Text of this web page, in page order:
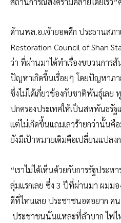
ด้านพล.อ.เจ้ายอดศึก ประธานสภ
Restoration Council of Shan
ว่า ที่ผ่านมาได้ทำเรื่องขบวนการ
ปัญหาเกิดขึ้นเรื่อยๆ โดยปัญหาภ
ซึ่งไม่ได้เกี่ยวข้องกับชาติพันธุ์เลย
ปกครองประเทศให้เป็นสหพันธรั
แต่ไม่เกิดขึ้นแถมเลวร้ายกว่านั้นคื
ยังมีเป้าหมายเดิมคือเปลี่ยนแปล
“เราไม่ได้เห็นด้วยกับการรัฐประห
ลุ่มแรกเลย ซึ่ง 3 ปีที่ผ่านมา ผมมอ
ดีที่ไหนเลย ประชาชนอดอยาก ค
ประชาชนนั่นแหละที่ลำบาก ไฟ